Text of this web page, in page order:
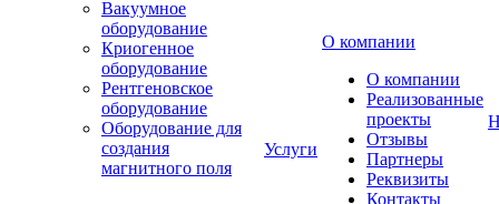
Вакуумное
оборудование
Криогенное
оборудование
Рентгеновское
оборудование
Оборудование для
создания
магнитного поля
Услуги
О компании
О компании
Реализованные
проекты
Отзывы
Партнеры
Реквизиты
Контакты